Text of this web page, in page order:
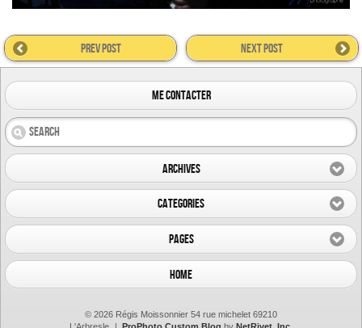
prev post next post
me contacter
Archives
Categories
Pages
Home
© 2026 Régis Moissonnier 54 rue michelet 69210